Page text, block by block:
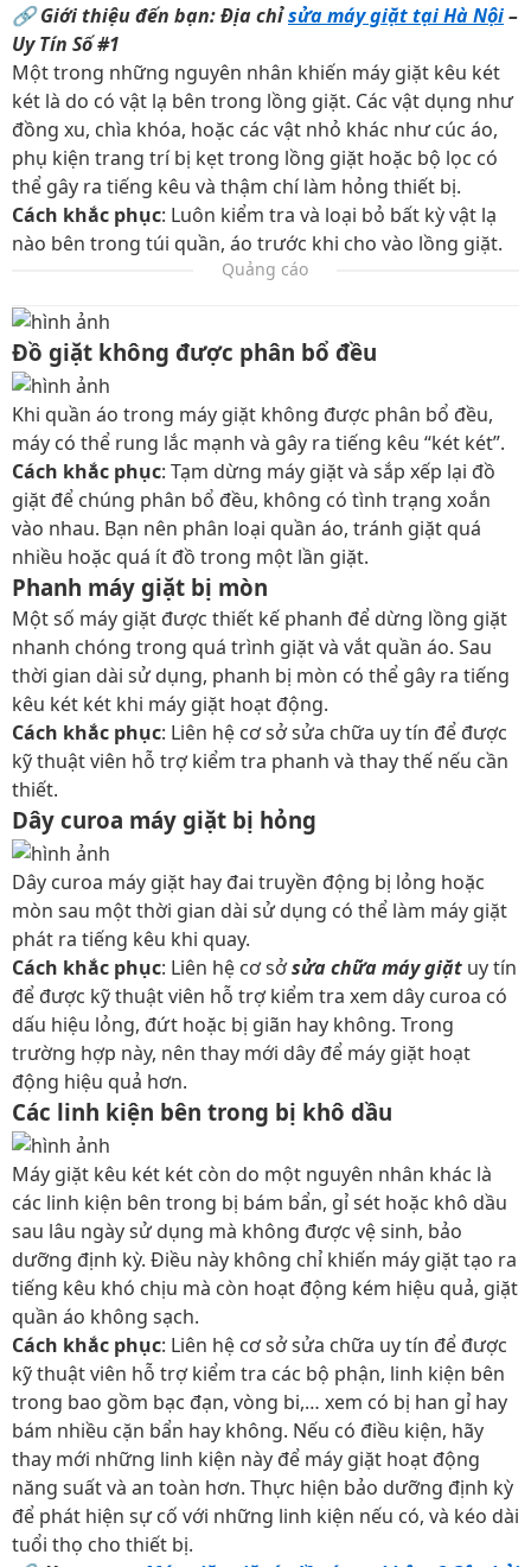
🔗Giới thiệu đến bạn: Địa chỉsửa máy giặt tại Hà Nội–
Uy Tín Số #1
Một trong những nguyên nhân khiến máy giặt kêu két
két là do có vật lạ bên trong lồng giặt. Các vật dụng như
đồng xu, chìa khóa, hoặc các vật nhỏ khác như cúc áo,
phụ kiện trang trí bị kẹt trong lồng giặt hoặc bộ lọc có
thể gây ra tiếng kêu và thậm chí làm hỏng thiết bị.
Cách khắc phục: Luôn kiểm tra và loại bỏ bất kỳ vật lạ
nào bên trong túi quần, áo trước khi cho vào lồng giặt.
Quảng cáo
Đồ giặt không được phân bổ đều
Khi quần áo trong máy giặt không được phân bổ đều,
máy có thể rung lắc mạnh và gây ra tiếng kêu “két két”.
Cách khắc phục: Tạm dừng máy giặt và sắp xếp lại đồ
giặt để chúng phân bổ đều, không có tình trạng xoắn
vào nhau. Bạn nên phân loại quần áo, tránh giặt quá
nhiều hoặc quá ít đồ trong một lần giặt.
Phanh máy giặt bị mòn
Một số máy giặt được thiết kế phanh để dừng lồng giặt
nhanh chóng trong quá trình giặt và vắt quần áo. Sau
thời gian dài sử dụng, phanh bị mòn có thể gây ra tiếng
kêu két két khi máy giặt hoạt động.
Cách khắc phục: Liên hệ cơ sở sửa chữa uy tín để được
kỹ thuật viên hỗ trợ kiểm tra phanh và thay thế nếu cần
thiết.
Dây curoa máy giặt bị hỏng
Dây curoa máy giặt hay đai truyền động bị lỏng hoặc
mòn sau một thời gian dài sử dụng có thể làm máy giặt
phát ra tiếng kêu khi quay.
Cách khắc phục: Liên hệ cơ sởsửa chữa máy giặt uy tín
để được kỹ thuật viên hỗ trợ kiểm tra xem dây curoa có
dấu hiệu lỏng, đứt hoặc bị giãn hay không. Trong
trường hợp này, nên thay mới dây để máy giặt hoạt
động hiệu quả hơn.
Các linh kiện bên trong bị khô dầu
Máy giặt kêu két két còn do một nguyên nhân khác là
các linh kiện bên trong bị bám bẩn, gỉ sét hoặc khô dầu
sau lâu ngày sử dụng mà không được vệ sinh, bảo
dưỡng định kỳ. Điều này không chỉ khiến máy giặt tạo ra
tiếng kêu khó chịu mà còn hoạt động kém hiệu quả, giặt
quần áo không sạch.
Cách khắc phục: Liên hệ cơ sở sửa chữa uy tín để được
kỹ thuật viên hỗ trợ kiểm tra các bộ phận, linh kiện bên
trong bao gồm bạc đạn, vòng bi,… xem có bị han gỉ hay
bám nhiều cặn bẩn hay không. Nếu có điều kiện, hãy
thay mới những linh kiện này để máy giặt hoạt động
năng suất và an toàn hơn. Thực hiện bảo dưỡng định kỳ
để phát hiện sự cố với những linh kiện nếu có, và kéo dài
tuổi thọ cho thiết bị.